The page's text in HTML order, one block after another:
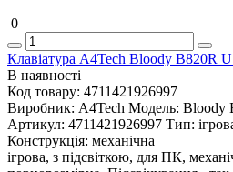
0
Клавіатура A4Tech Bloody B820R
В наявності
Код товару: 4711421926997
Виробник: A4Tech Модель: Bloody
Артикул: 4711421926997 Тип:
Конструкція: механічна
ігрова, з підсвіткою, для ПК,